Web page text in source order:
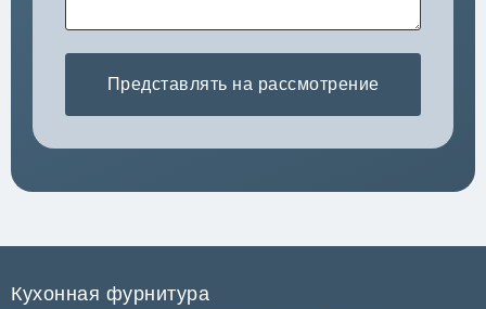
Представлять на рассмотрение
Кухонная фурнитура